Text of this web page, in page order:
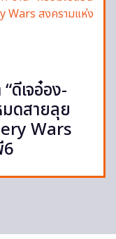
ดีเจอ๋อง-
ดสายลุย
Wars